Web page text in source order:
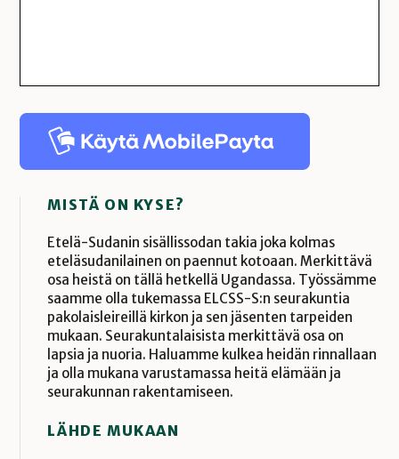
MISTÄ ON KYSE?
Etelä-Sudanin sisällissodan takia joka kolmas
eteläsudanilainen on paennut kotoaan. Merkittävä
osa heistä on tällä hetkellä Ugandassa. Työssämme
saamme olla tukemassa ELCSS-S:n seurakuntia
pakolaisleireillä kirkon ja sen jäsenten tarpeiden
mukaan. Seurakuntalaisista merkittävä osa on
lapsia ja nuoria. Haluamme kulkea heidän rinnallaan
ja olla mukana varustamassa heitä elämään ja
seurakunnan rakentamiseen.
LÄHDE MUKAAN